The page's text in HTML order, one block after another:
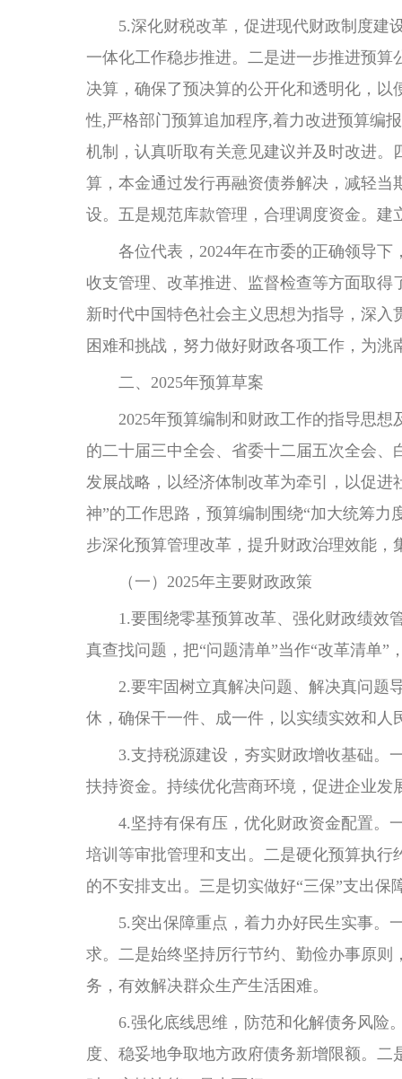
5.深化财税改革，促进现代财政制度建设
一体化工作稳步推进。二是进一步推进预
决算，确保了预决算的公开化和透明化，
性,严格部门预算追加程序,着力改进预算编
机制，认真听取有关意见建议并及时改进
算，本金通过发行再融资债券解决，减轻
设。五是规范库款管理，合理调度资金。
各位代表，2024年在市委的正确领导下
收支管理、改革推进、监督检查等方面取
新时代中国特色社会主义思想为指导，深
困难和挑战，努力做好财政各项工作，为
二、2025年预算草案
2025年预算编制和财政工作的指导思想
的二十届三中全会、省委十二届五次全会
发展战略，以经济体制改革为牵引，以促
神”的工作思路，预算编制围绕“加大统筹
步深化预算管理改革，提升财政治理效能
（一）2025年主要财政政策
1.要围绕零基预算改革、强化财政绩效管
真查找问题，把“问题清单”当作“改革清单
2.要牢固树立真解决问题、解决真问题导
休，确保干一件、成一件，以实绩实效和人
3.支持税源建设，夯实财政增收基础。一
扶持资金。持续优化营商环境，促进企业
4.坚持有保有压，优化财政资金配置。一
培训等审批管理和支出。二是硬化预算执
的不安排支出。三是切实做好“三保”支出
5.突出保障重点，着力办好民生实事。一
求。二是始终坚持厉行节约、勤俭办事原
务，有效解决群众生产生活困难。
6.强化底线思维，防范和化解债务风险。
度、稳妥地争取地方政府债务新增限额。